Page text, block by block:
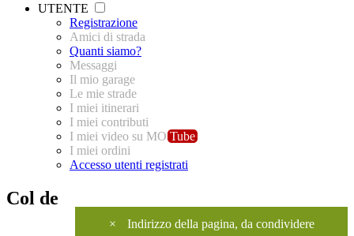
UTENTE
Registrazione
Amici di strada
Quanti siamo?
Messaggi
Il mio garage
Le mie strade
I miei itinerari
I miei contributi
I miei video su MO Tube
I miei ordini
Accesso utenti registrati
× Indirizzo della pagina, da condividere
Col de